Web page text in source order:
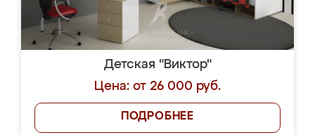
Детская "Виктор"
Цена: от 26 000 руб.
ПОДРОБНЕЕ